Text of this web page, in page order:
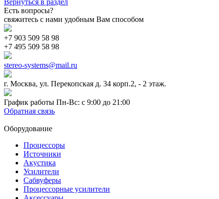
Есть вопросы?
свяжитесь с нами удобным Вам способом
+7 903 509 58 98
+7 495 509 58 98
stereo-systems@mail.ru
г. Москва, ул. Перекопская д. 34 корп.2, - 2 этаж.
График работы Пн-Вс: с 9:00 до 21:00
Обратная связь
Оборудование
Процессоры
Источники
Акустика
Усилители
Сабвуферы
Процессорные усилители